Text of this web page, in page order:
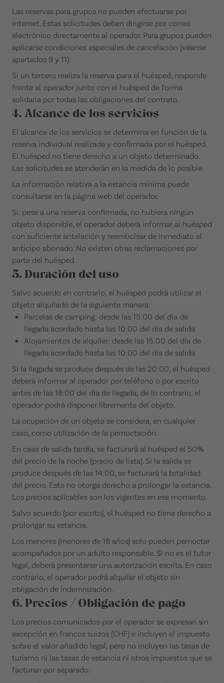
Las reservas para grupos no pueden efectuarse por
internet. Estas solicitudes deben dirigirse por correo
electrónico directamente al operador. Para grupos pueden
aplicarse condiciones especiales de cancelación (véanse
apartados 9 y 11).
Si un tercero realiza la reserva para el huésped, responde
frente al operador junto con el huésped de forma
solidaria por todas las obligaciones del contrato.
4. Alcance de los servicios
El alcance de los servicios se determina en función de la
reserva individual realizada y confirmada por el huésped.
El huésped no tiene derecho a un objeto determinado.
Las solicitudes se atenderán en la medida de lo posible.
La información relativa a la estancia mínima puede
consultarse en la página web del operador.
Si, pese a una reserva confirmada, no hubiera ningún
objeto disponible, el operador deberá informar al huésped
con suficiente antelación y reembolsar de inmediato el
anticipo abonado. No existen otras reclamaciones por
parte del huésped.
5. Duración del uso
Salvo acuerdo en contrario, el huésped podrá utilizar el
objeto alquilado de la siguiente manera:
Parcelas de camping: desde las 15:00 del día de
llegada acordado hasta las 10:00 del día de salida
Alojamientos de alquiler: desde las 15:00 del día de
llegada acordado hasta las 10:00 del día de salida
Si la llegada se produce después de las 20:00, el huésped
deberá informar al operador por teléfono o por escrito
antes de las 18:00 del día de llegada; de lo contrario, el
operador podrá disponer libremente del objeto.
La ocupación de un objeto se considera, en cualquier
caso, como utilización de la pernoctación.
En caso de salida tardía, se facturará al huésped el 50%
del precio de la noche (precio de lista). Si la salida se
produce después de las 14:00, se facturará la totalidad
del precio. Esto no otorga derecho a prolongar la estancia.
Los precios aplicables son los vigentes en ese momento.
Salvo acuerdo (por escrito), el huésped no tiene derecho a
prolongar su estancia.
Los menores (menores de 18 años) solo pueden pernoctar
acompañados por un adulto responsable. Si no es el tutor
legal, deberá presentarse una autorización escrita. En caso
contrario, el operador podrá alquilar el objeto sin
obligación de indemnización.
6. Precios / Obligación de pago
Los precios comunicados por el operador se expresan sin
excepción en francos suizos (CHF) e incluyen el impuesto
sobre el valor añadido legal, pero no incluyen las tasas de
turismo ni las tasas de estancia ni otros impuestos que se
facturan por separado.